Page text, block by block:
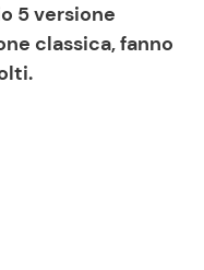
5 versione
classica, fanno